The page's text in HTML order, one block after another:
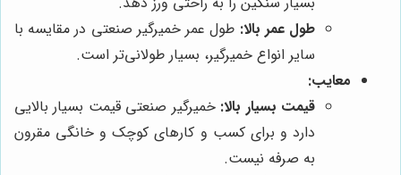
طول عمر بالا: طول عمر خمیرگیر صنعتی در مقایسه با
سایر انواع خمیرگیر، بسیار طولانی‌تر است.
معایب:
قیمت بسیار بالا: خمیرگیر صنعتی قیمت بسیار بالایی
دارد و برای کسب و کارهای کوچک و خانگی مقرون
به صرفه نیست.